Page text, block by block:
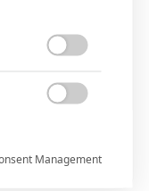

Management